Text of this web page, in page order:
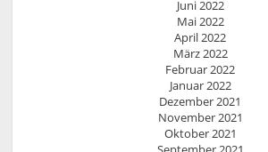
Juni 2022
Mai 2022
April 2022
März 2022
Februar 2022
Januar 2022
Dezember 2021
November 2021
Oktober 2021